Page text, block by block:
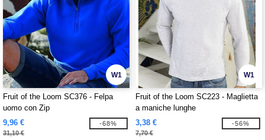
W1
Fruit of the Loom SC376 - Felpa
uomo con Zip
9,96 €
31,10 €
-68%
W1
Fruit of the Loom SC223 - Maglietta
a maniche lunghe
3,38 €
7,70 €
-56%